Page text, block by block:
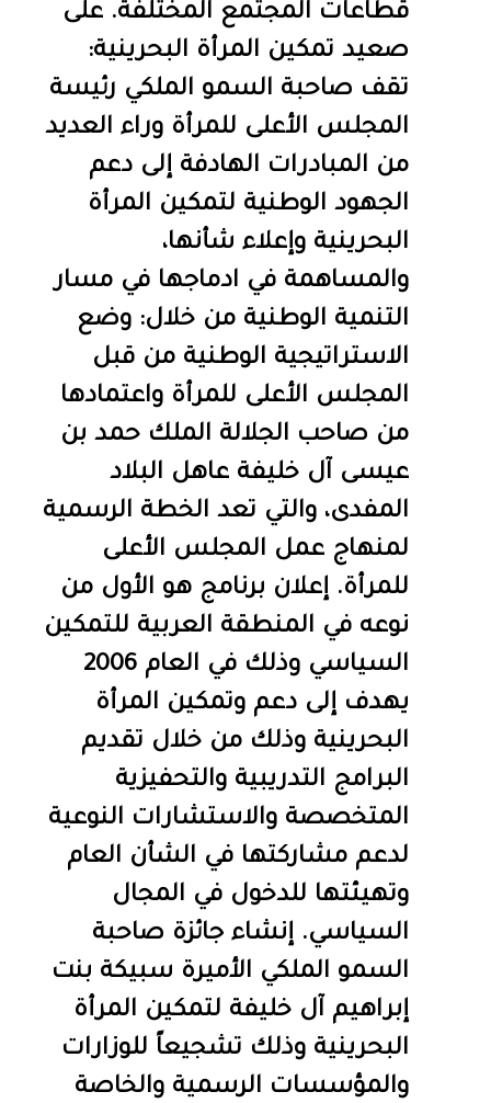
قطاعات المجتمع المختلفة. على
صعيد تمكين المرأة البحرينية:
تقف صاحبة السمو الملكي رئيسة
المجلس الأعلى للمرأة وراء العديد
من المبادرات الهادفة إلى دعم
الجهود الوطنية لتمكين المرأة
البحرينية وإعلاء شأنها،
والمساهمة في ادماجها في مسار
التنمية الوطنية من خلال: وضع
الاستراتيجية الوطنية من قبل
المجلس الأعلى للمرأة واعتمادها
من صاحب الجلالة الملك حمد بن
عيسى آل خليفة عاهل البلاد
المفدى، والتي تعد الخطة الرسمية
لمنهاج عمل المجلس الأعلى
للمرأة. إعلان برنامج هو الأول من
نوعه في المنطقة العربية للتمكين
السياسي وذلك في العام 2006
يهدف إلى دعم وتمكين المرأة
البحرينية وذلك من خلال تقديم
البرامج التدريبية والتحفيزية
المتخصصة والاستشارات النوعية
لدعم مشاركتها في الشأن العام
وتهيئتها للدخول في المجال
السياسي. إنشاء جائزة صاحبة
السمو الملكي الأميرة سبيكة بنت
إبراهيم آل خليفة لتمكين المرأة
البحرينية وذلك تشجيعاً للوزارات
والمؤسسات الرسمية والخاصة